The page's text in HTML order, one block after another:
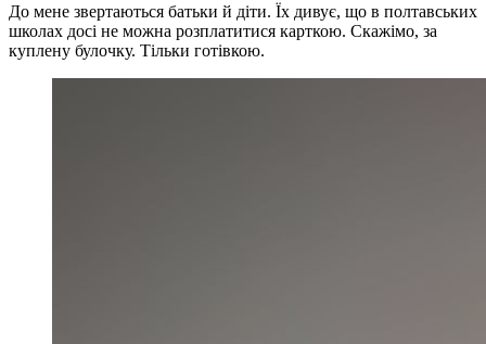
До мене звертаються батьки й діти. Їх дивує, що в полтавських
школах досі не можна розплатитися карткою. Скажімо, за
куплену булочку. Тільки готівкою.